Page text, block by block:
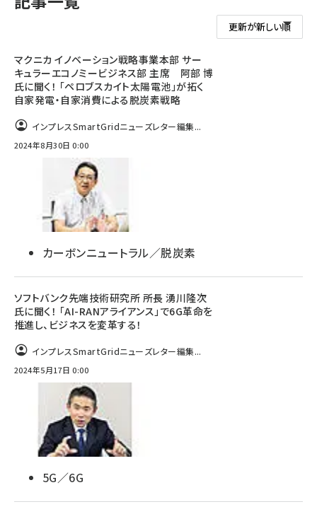
マクニカ イノベーション戦略事業本部 サー
キュラーエコノミービジネス部 主席 阿部 博
氏に聞く！ 「ペロブスカイト太陽電池」が拓く
自家発電・自家消費による脱炭素戦略
インプレスSmartGridニューズレター編集...
2024年8月30日 0:00
カーボンニュートラル／脱炭素
ソフトバンク先端技術研究所 所長 湧川隆次
氏に聞く！ 「AI-RANアライアンス」で6G革命を
推進し、ビジネスを変革する！
インプレスSmartGridニューズレター編集...
2024年5月17日 0:00
5G／6G